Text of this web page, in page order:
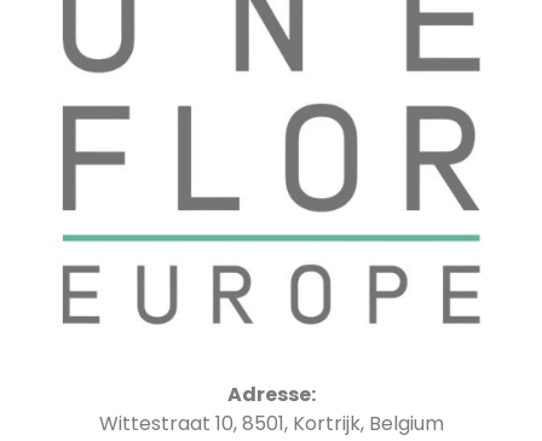
Adresse:
Wittestraat 10, 8501, Kortrijk, Belgium